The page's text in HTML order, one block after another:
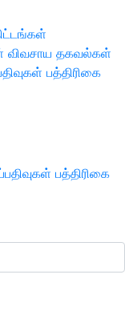
விவசாய தகவல்கள்
பத்திரிகை
பத்திரிகை